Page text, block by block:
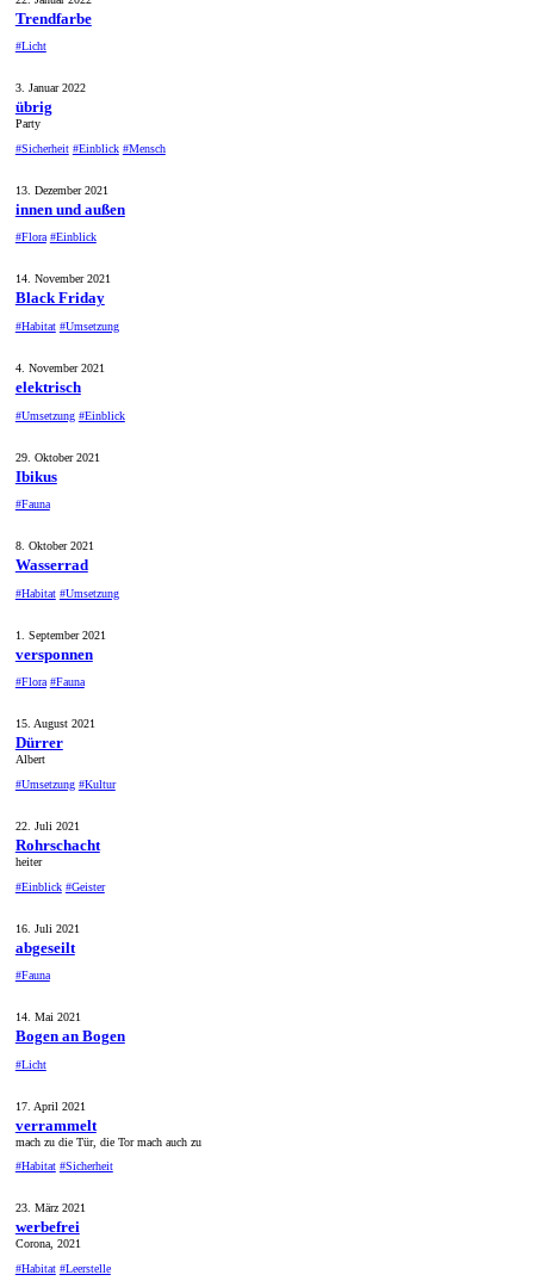
Trendfarbe
#Licht
3. Januar 2022
übrig
Party
#Sicherheit #Einblick #Mensch
13. Dezember 2021
innen und außen
#Flora #Einblick
14. November 2021
Black Friday
#Habitat #Umsetzung
4. November 2021
elektrisch
#Umsetzung #Einblick
29. Oktober 2021
Ibikus
#Fauna
8. Oktober 2021
Wasserrad
#Habitat #Umsetzung
1. September 2021
versponnen
#Flora #Fauna
15. August 2021
Dürrer
Albert
#Umsetzung #Kultur
22. Juli 2021
Rohrschacht
heiter
#Einblick #Geister
16. Juli 2021
abgeseilt
#Fauna
14. Mai 2021
Bogen an Bogen
#Licht
17. April 2021
verrammelt
mach zu die Tür, die Tor mach auch zu
#Habitat #Sicherheit
23. März 2021
werbefrei
Corona, 2021
#Habitat #Leerstelle